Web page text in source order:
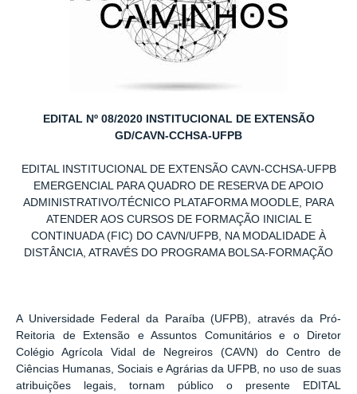
EDITAL Nº 08/2020 INSTITUCIONAL DE EXTENSÃO
GD/CAVN-CCHSA-UFPB
EDITAL INSTITUCIONAL DE EXTENSÃO CAVN-CCHSA-UFPB
EMERGENCIAL PARA QUADRO DE RESERVA DE APOIO
ADMINISTRATIVO/TÉCNICO PLATAFORMA MOODLE, PARA
ATENDER AOS CURSOS DE FORMAÇÃO INICIAL E
CONTINUADA (FIC) DO CAVN/UFPB, NA MODALIDADE À
DISTÂNCIA, ATRAVÉS DO PROGRAMA BOLSA-FORMAÇÃO
A Universidade Federal da Paraíba (UFPB), através da Pró-
Reitoria de Extensão e Assuntos Comunitários e o Diretor
Colégio Agrícola Vidal de Negreiros (CAVN) do Centro de
Ciências Humanas, Sociais e Agrárias da UFPB, no uso de suas
atribuições legais, tornam público o presente EDITAL